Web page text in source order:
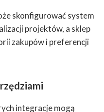
skonfigurować system
projektów, a sklep
zakupów i preferencji
integracje mogą